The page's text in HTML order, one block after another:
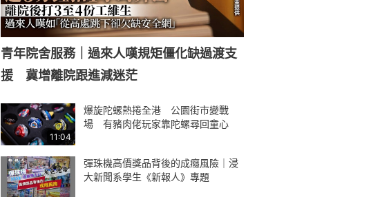
青年院舍服務｜過來人嘆規矩僵化缺過渡支
援 冀增離院跟進減迷茫
11:04
爆旋陀螺熱捲全港 公園街市變戰
場 有豬肉佬玩家靠陀螺尋回童心
彈珠機高價獎品背後的成癮風險｜浸
大新聞系學生《新報人》專題